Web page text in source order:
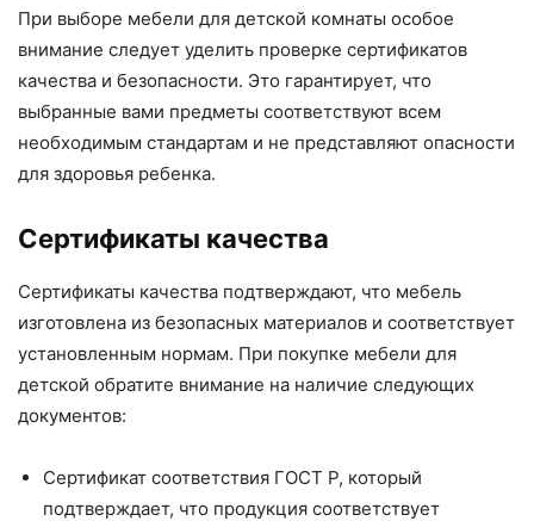
При выборе мебели для детской комнаты особое
внимание следует уделить проверке сертификатов
качества и безопасности. Это гарантирует, что
выбранные вами предметы соответствуют всем
необходимым стандартам и не представляют опасности
для здоровья ребенка.
Сертификаты качества
Сертификаты качества подтверждают, что мебель
изготовлена из безопасных материалов и соответствует
установленным нормам. При покупке мебели для
детской обратите внимание на наличие следующих
документов:
Сертификат соответствия ГОСТ Р, который
подтверждает, что продукция соответствует